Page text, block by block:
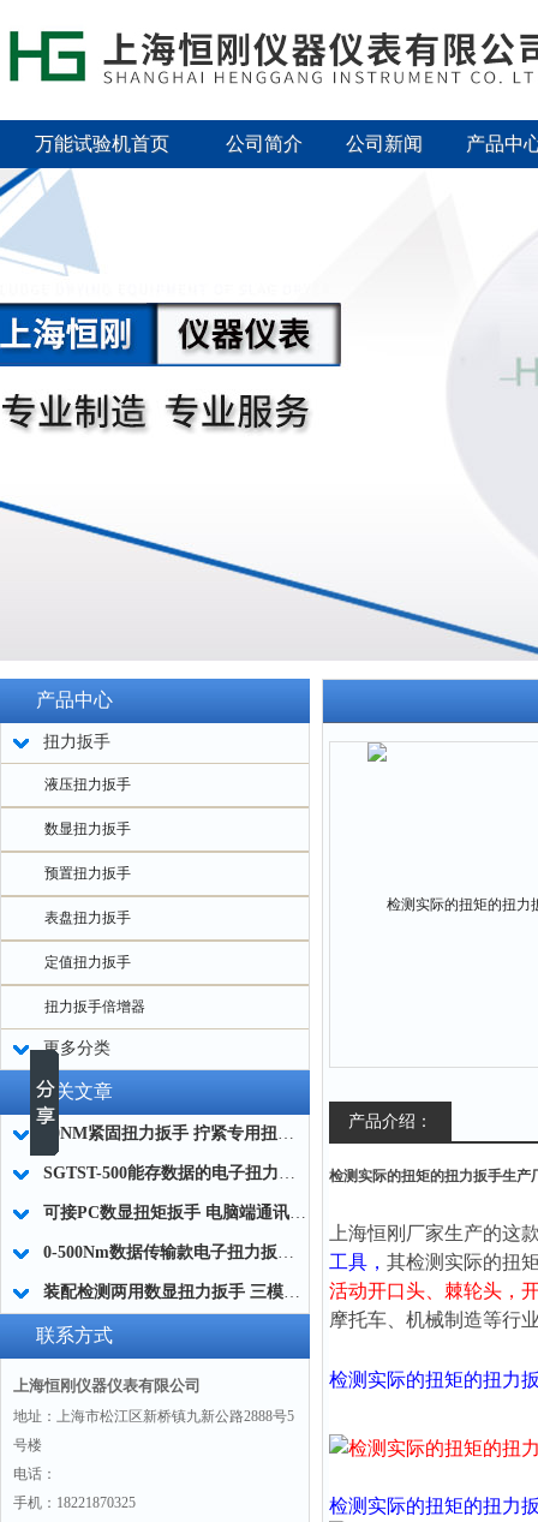
万能试验机首页 公司简介 公司新闻 产品中
产品中心
扭力扳手
液压扭力扳手
数显扭力扳手
预置扭力扳手
表盘扭力扳手
定值扭力扳手
扭力扳手倍增器
更多分类
相关文章
20NM紧固扭力扳手 拧紧专用扭力扳手 右旋力矩扳手厂家
SGTST-500能存数据的电子扭力扳手 带工作记录的智能扭力扳手厂家
可接PC数显扭矩扳手 电脑端通讯力矩扳手 数据上传电脑电子扭力扳手厂家
0-500Nm数据传输款电子扭力扳手,信号输出追溯扭矩值的扭矩扳手
装配检测两用数显扭力扳手 三模式切换扭矩扳手 工业紧固测量力矩扳手品牌
联系方式
上海恒刚仪器仪表有限公司
地址：上海市松江区新桥镇九新公路2888号5
号楼
电话：
手机：18221870325
产品介绍：
检测实际的扭矩的扭力扳手生产
上海恒刚厂家生产的这
工具， 其检测实际的扭
活动开口头、 棘轮头，
摩托车、机械制造等行
检测实际的扭矩的扭力
检测实际的扭矩的扭力